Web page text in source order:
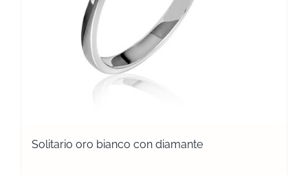
Solitario oro bianco con diamante